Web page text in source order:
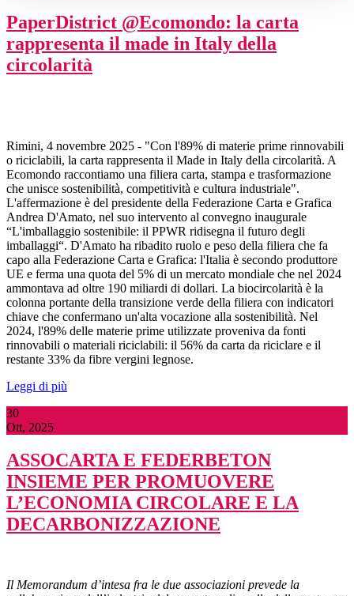
PaperDistrict @Ecomondo: la carta
rappresenta il made in Italy della
circolarità
Rimini, 4 novembre 2025 - "Con l'89% di materie prime rinnovabili
o riciclabili, la carta rappresenta il Made in Italy della circolarità. A
Ecomondo raccontiamo una filiera carta, stampa e trasformazione
che unisce sostenibilità, competitività e cultura industriale".
L'affermazione è del presidente della Federazione Carta e Grafica
Andrea D'Amato, nel suo intervento al convegno inaugurale
“L'imballaggio sostenibile: il PPWR ridisegna il futuro degli
imballaggi“. D'Amato ha ribadito ruolo e peso della filiera che fa
capo alla Federazione Carta e Grafica: l'Italia è secondo produttore
UE e ferma una quota del 5% di un mercato mondiale che nel 2024
ammontava ad oltre 190 miliardi di dollari. La biocircolarità è la
colonna portante della transizione verde della filiera con indicatori
chiave che confermano un'alta vocazione alla sostenibilità. Nel
2024, l'89% delle materie prime utilizzate proveniva da fonti
rinnovabili o materiali riciclabili: il 56% da carta da riciclare e il
restante 33% da fibre vergini legnose.
Leggi di più
30
Ott, 2025
ASSOCARTA E FEDERBETON
INSIEME PER PROMUOVERE
L’ECONOMIA CIRCOLARE E LA
DECARBONIZZAZIONE
Il Memorandum d’intesa fra le due associazioni prevede la